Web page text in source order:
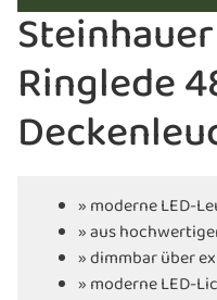
Steinhauer
Ringlede
» moderne LED-
» aus
» dimmbar über
» moderne LED-